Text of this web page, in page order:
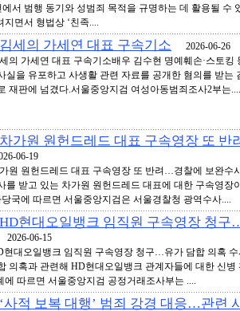
서 범행 동기와 성범죄 목적을 규명하는 데 활용될 수
면서 형법상 ‘친족....
세의 가세연 대표 구속기소 2026-06-26
의 가세연 대표 구속기소배우 김수현 명예훼손·스토
실을 유포하고 사생활 관련 자료를 공개한 혐의를 받는
재판에 넘겼다.서울중앙지검 여성아동범죄조사2부는....
가원 원헌드레드 대표 구속영장 또
06-19
원 원헌드레드 대표 구속영장 또 반려…경찰에 보완수
를 받고 있는 차가원 원헌드레드 대표에 대한 구속영장
국에 따르면 서울중앙지검은 서울경찰청 광역수사....
현대오일뱅크 임직원 구속영장 청
06-15
현대오일뱅크 임직원 구속영장 청구…유가 담합 의혹
의혹과 관련해 HD현대오일뱅크 관계자들에 대한 신
에 따르면 서울중앙지검 공정거래조사부는 ....
사적 보복 대행’ 범죄 강경 대응…관련